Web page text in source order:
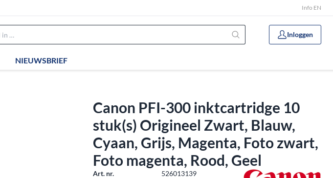
Info EN
Inloggen
NIEUWSBRIEF
Canon PFI-300 inktcartridge 10
stuk(s) Origineel Zwart, Blauw,
Cyaan, Grijs, Magenta, Foto zwart,
Foto magenta, Rood, Geel
Art. nr.
526013139